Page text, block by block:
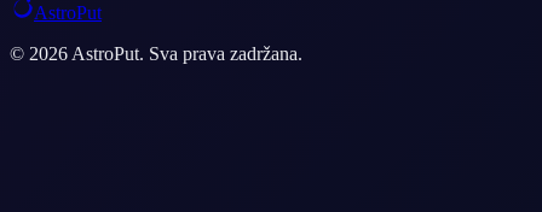
AstroPut
© 2026 AstroPut. Sva prava zadržana.